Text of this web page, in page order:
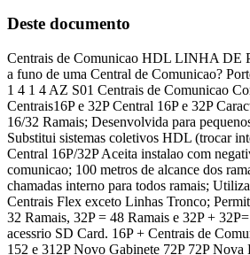
Deste documento
Centrais de Comunicao HDL LINHA DE
a funo de uma Central de Comunicao?
1 4 1 4 AZ S01 Centrais de Comunicao
Centrais16P e 32P Central 16P e 32P
16/32 Ramais; Desenvolvida para
Substitui sistemas coletivos HDL (trocar
Central 16P/32P Aceita instalao com
comunicao; 100 metros de alcance dos
chamadas interno para todos ramais;
Centrais Flex exceto Linhas Tronco;
32 Ramais, 32P = 48 Ramais e 32P +
acessrio SD Card. 16P + Centrais de
152 e 312P Novo Gabinete 72P 72P Nova